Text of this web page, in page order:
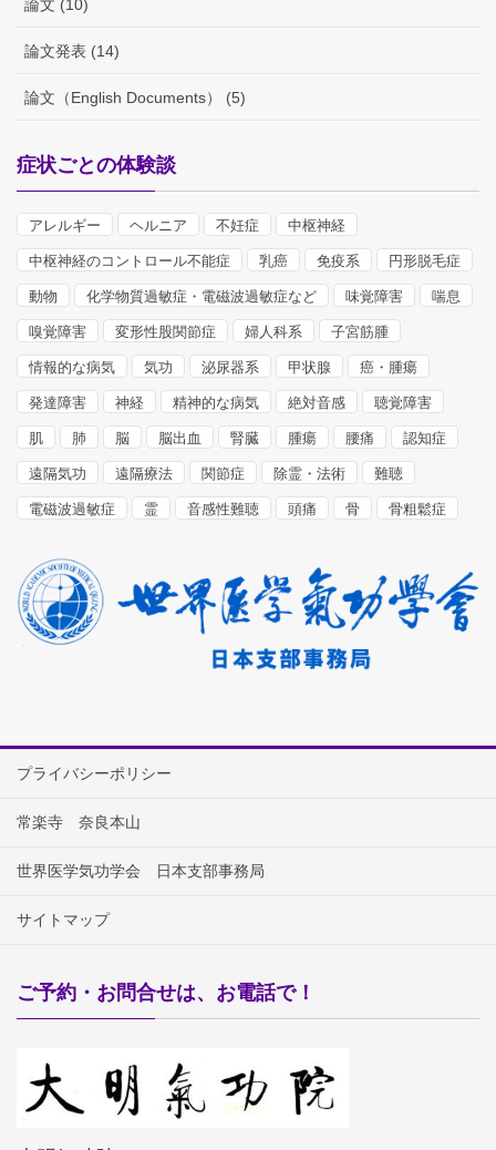
論文 (10)
論文発表 (14)
論文（English Documents） (5)
症状ごとの体験談
アレルギー ヘルニア 不妊症 中枢神経
中枢神経のコントロール不能症 乳癌 免疫系 円形脱毛症
動物 化学物質過敏症・電磁波過敏症など 味覚障害 喘息
嗅覚障害 変形性股関節症 婦人科系 子宮筋腫
情報的な病気 気功 泌尿器系 甲状腺 癌・腫瘍
発達障害 神経 精神的な病気 絶対音感 聴覚障害
肌 肺 脳 脳出血 腎臓 腫瘍 腰痛 認知症
遠隔気功 遠隔療法 関節症 除霊・法術 難聴
電磁波過敏症 霊 音感性難聴 頭痛 骨 骨粗鬆症
プライバシーポリシー
常楽寺 奈良本山
世界医学気功学会 日本支部事務局
サイトマップ
ご予約・お問合せは、お電話で！